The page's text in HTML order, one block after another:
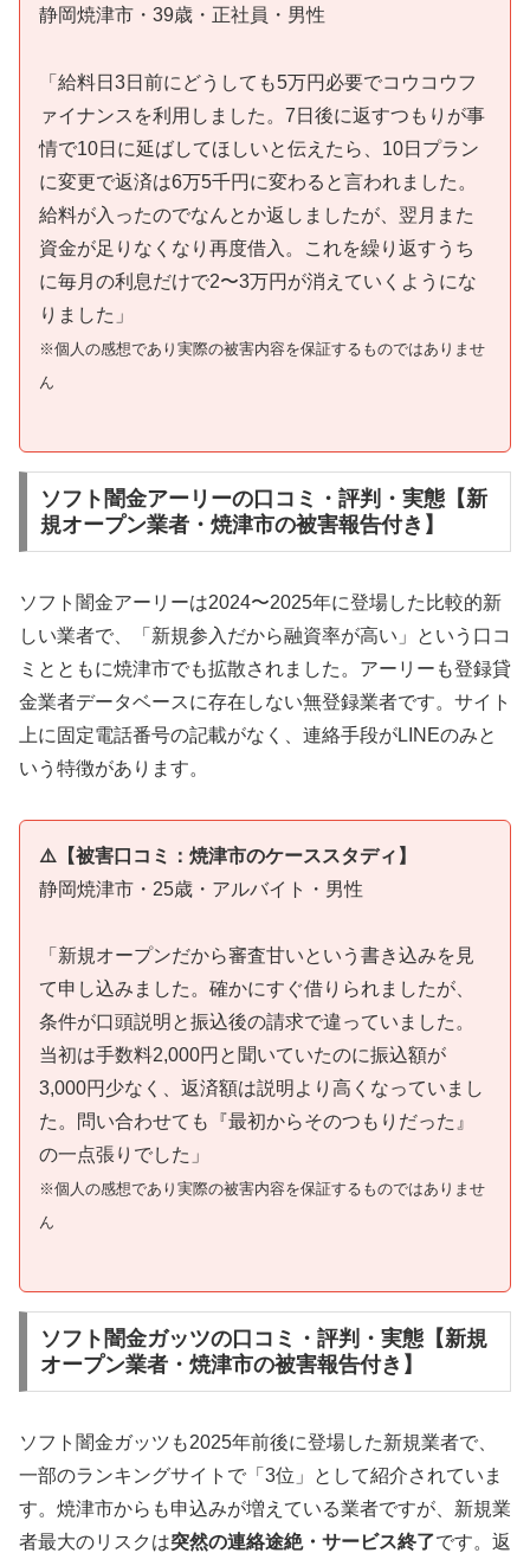
静岡焼津市・39歳・正社員・男性
「給料日3日前にどうしても5万円必要でコウコウフ
ァイナンスを利用しました。7日後に返すつもりが事
情で10日に延ばしてほしいと伝えたら、10日プラン
に変更で返済は6万5千円に変わると言われました。
給料が入ったのでなんとか返しましたが、翌月また
資金が足りなくなり再度借入。これを繰り返すうち
に毎月の利息だけで2〜3万円が消えていくようにな
りました」
※個人の感想であり実際の被害内容を保証するものではありませ
ん
ソフト闇金アーリーの口コミ・評判・実態【新
規オープン業者・焼津市の被害報告付き】
ソフト闇金アーリーは2024〜2025年に登場した比較的新
しい業者で、「新規参入だから融資率が高い」という口コ
ミとともに焼津市でも拡散されました。アーリーも登録貸
金業者データベースに存在しない無登録業者です。サイト
上に固定電話番号の記載がなく、連絡手段がLINEのみと
いう特徴があります。
⚠️【被害口コミ：焼津市のケーススタディ】
静岡焼津市・25歳・アルバイト・男性
「新規オープンだから審査甘いという書き込みを見
て申し込みました。確かにすぐ借りられましたが、
条件が口頭説明と振込後の請求で違っていました。
当初は手数料2,000円と聞いていたのに振込額が
3,000円少なく、返済額は説明より高くなっていまし
た。問い合わせても『最初からそのつもりだった』
の一点張りでした」
※個人の感想であり実際の被害内容を保証するものではありませ
ん
ソフト闇金ガッツの口コミ・評判・実態【新規
オープン業者・焼津市の被害報告付き】
ソフト闇金ガッツも2025年前後に登場した新規業者で、
一部のランキングサイトで「3位」として紹介されていま
す。焼津市からも申込みが増えている業者ですが、新規業
者最大のリスクは突然の連絡途絶・サービス終了です。返